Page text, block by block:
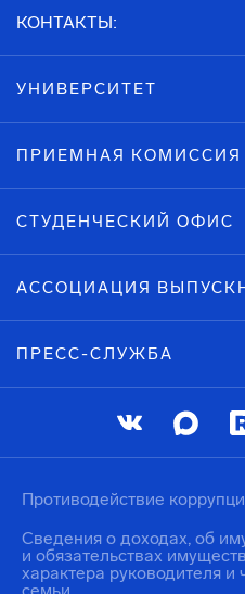
КОНТАКТЫ:
УНИВЕРСИТЕТ
ПРИЕМНАЯ КОМИССИЯ
СТУДЕНЧЕСКИЙ ОФИС
АССОЦИАЦИЯ
ПРЕСС-СЛУЖБА
Противодействие
Сведения о доходах, об
и обязательствах
характера руководителя и